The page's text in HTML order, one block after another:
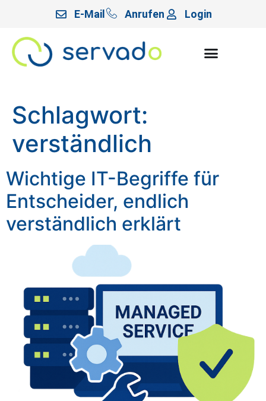
E-Mail Anrufen Login
Schlagwort:
verständlich
Wichtige IT-Begriffe für
Entscheider, endlich
verständlich erklärt